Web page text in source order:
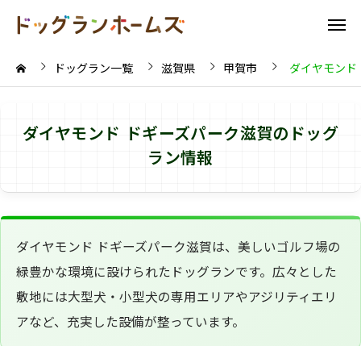
ドッグラン一覧 滋賀県 甲賀市 ダイヤモンド
ダイヤモンド ドギーズパーク滋賀のドッグ
ラン情報
ダイヤモンド ドギーズパーク滋賀は、美しいゴルフ場の
緑豊かな環境に設けられたドッグランです。広々とした
敷地には大型犬・小型犬の専用エリアやアジリティエリ
アなど、充実した設備が整っています。